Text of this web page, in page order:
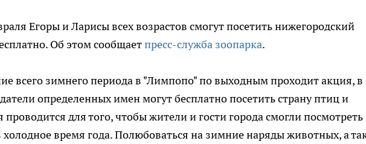
Егоры и Ларисы всех возрастов смогут посетить нижегородский
Об этом сообщаетпресс-служба зоопарка.
всего зимнего периода в "Лимпопо" по выходным проходит акция, в
определенных имен могут бесплатно посетить страну птиц и
проводится для того, чтобы жители и гости города смогли посмотреть
холодное время года. Полюбоваться на зимние наряды животных, а